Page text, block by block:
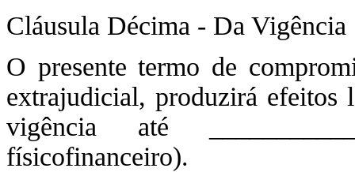
Cláusula Décima - Da Vigência
O presente termo de
extrajudicial, produzirá efeitos
vigência até
físicofinanceiro).